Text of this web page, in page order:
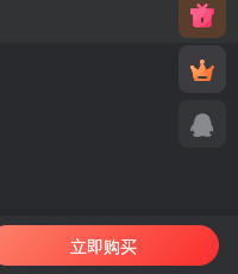
立即购买